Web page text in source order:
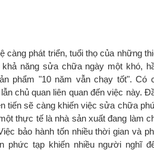
càng phát triển, tuổi thọ của những
khả năng sửa chữa ngày một khó,
phẩm "10 năm vẫn chạy tốt". Có
chủ quan liên quan đến việc này.
tiến sẽ càng khiến việc sửa chữa
thực tế là nhà sản xuất đang làm
bảo hành tốn nhiều thời gian và
phức tạp khiến nhiều người nghĩ